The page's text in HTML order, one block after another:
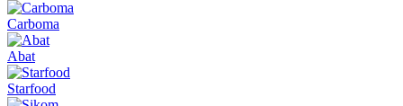
Carboma
Abat
Starfood